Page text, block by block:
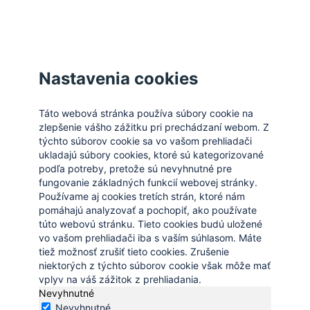
Nastavenia cookies
Táto webová stránka používa súbory cookie na
zlepšenie vášho zážitku pri prechádzaní webom. Z
týchto súborov cookie sa vo vašom prehliadači
ukladajú súbory cookies, ktoré sú kategorizované
podľa potreby, pretože sú nevyhnutné pre
fungovanie základných funkcií webovej stránky.
Používame aj cookies tretích strán, ktoré nám
pomáhajú analyzovať a pochopiť, ako používate
túto webovú stránku. Tieto cookies budú uložené
vo vašom prehliadači iba s vaším súhlasom. Máte
tiež možnosť zrušiť tieto cookies. Zrušenie
niektorých z týchto súborov cookie však môže mať
vplyv na váš zážitok z prehliadania.
Nevyhnutné
Nevyhnutné